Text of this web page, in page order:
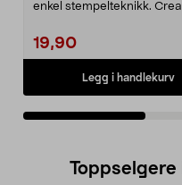
enkel stempelteknikk.
19,90
Legg i handlekurv